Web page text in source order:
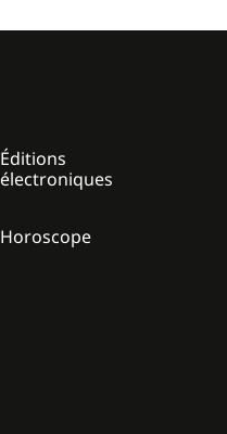
Éditions
électroniques
Horoscope